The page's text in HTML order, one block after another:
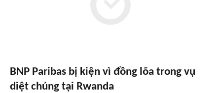
BNP Paribas bị kiện vì đồng lõa trong vụ
diệt chủng tại Rwanda